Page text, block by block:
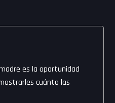
es la oportunidad
cuánto las